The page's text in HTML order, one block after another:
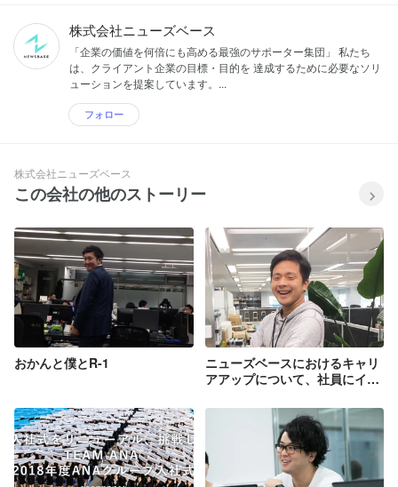
株式会社ニューズベース
「企業の価値を何倍にも高める最強のサポーター集団」 私たち
は、クライアント企業の目標・目的を 達成するために必要なソリ
ューションを提案しています。...
フォロー
株式会社ニューズベース
この会社の他のストーリー
おかんと僕とR-1
ニューズベースにおけるキャリ
アアップについて、社員にイン